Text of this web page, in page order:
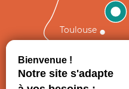
Toulouse